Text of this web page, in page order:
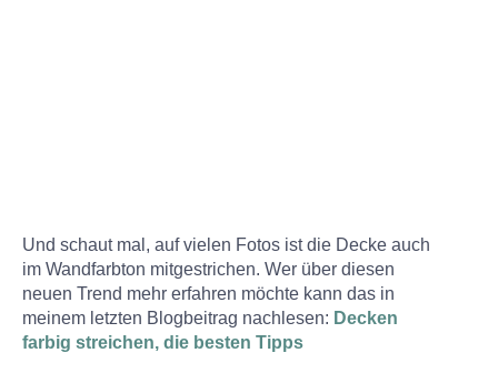
Und schaut mal, auf vielen Fotos ist die Decke auch
im Wandfarbton mitgestrichen. Wer über diesen
neuen Trend mehr erfahren möchte kann das in
meinem letzten Blogbeitrag nachlesen: Decken
farbig streichen, die besten Tipps